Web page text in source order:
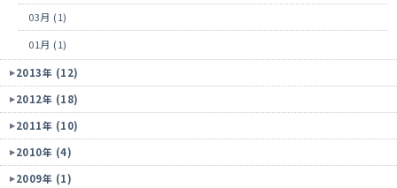
03月 (1)
01月 (1)
2013年 (12)
2012年 (18)
2011年 (10)
2010年 (4)
2009年 (1)